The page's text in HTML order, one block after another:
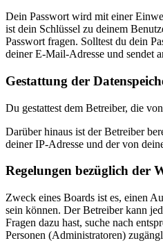
Dein Passwort wird mit einer
ist dein Schlüssel zu deinem
Passwort fragen. Solltest du dein
deiner E-Mail-Adresse und sendet
Gestattung der
Du gestattest dem Betreiber, die
Darüber hinaus ist der Betreiber
deiner IP-Adresse und der von
Regelungen bezüglich der
Zweck eines Boards ist es, einen
sein können. Der Betreiber kann
Fragen dazu hast, suche nach
Personen (Administratoren)